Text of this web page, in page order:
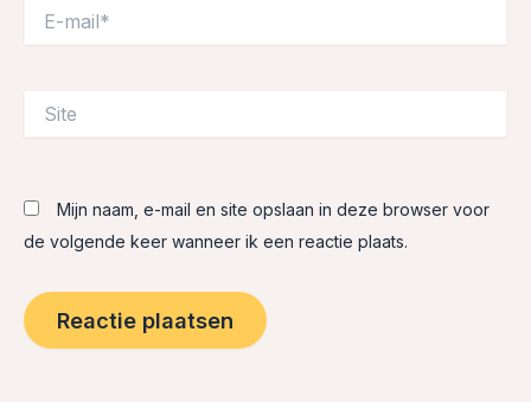
mail*
Mijn naam, e-mail en site opslaan in deze browser voor
de volgende keer wanneer ik een reactie plaats.